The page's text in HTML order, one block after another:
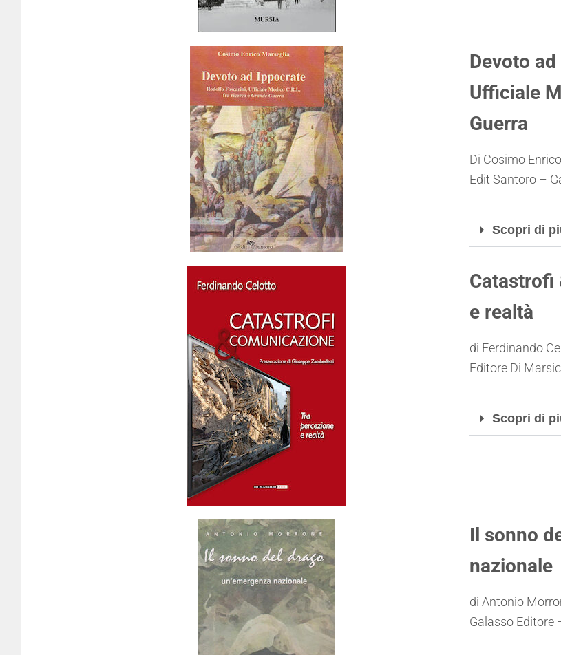
Devoto
Ufficiale
Guerra
Di Cosimo
Edit Santoro –
Scopri di
Catastrofi
e realtà
di Ferdinando
Editore Di
Scopri di
Il sonno
nazionale
di Antonio
Galasso Editore